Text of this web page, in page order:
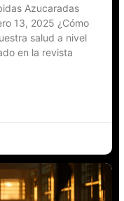
Azucaradas
13, 2025 ¿Cómo
salud a nivel
en la revista